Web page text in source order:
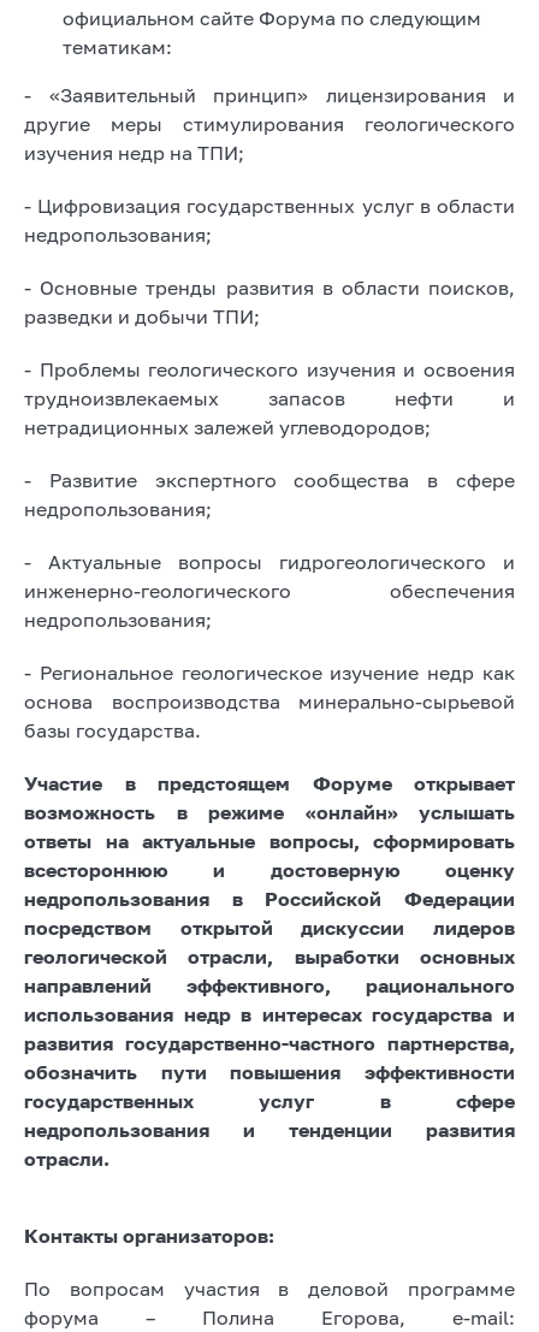
официальном сайте Форума по следующим
тематикам:
- «Заявительный принцип» лицензирования и
другие меры стимулирования геологического
изучения недр на ТПИ;
- Цифровизация государственных услуг в области
недропользования;
- Основные тренды развития в области поисков,
разведки и добычи ТПИ;
- Проблемы геологического изучения и освоения
трудноизвлекаемых запасов нефти и
нетрадиционных залежей углеводородов;
- Развитие экспертного сообщества в сфере
недропользования;
- Актуальные вопросы гидрогеологического и
инженерно-геологического обеспечения
недропользования;
- Региональное геологическое изучение недр как
основа воспроизводства минерально-сырьевой
базы государства.
Участие в предстоящем Форуме открывает
возможность в режиме «онлайн» услышать
ответы на актуальные вопросы, сформировать
всестороннюю и достоверную оценку
недропользования в Российской Федерации
посредством открытой дискуссии лидеров
геологической отрасли, выработки основных
направлений эффективного, рационального
использования недр в интересах государства и
развития государственно-частного партнерства,
обозначить пути повышения эффективности
государственных услуг в сфере
недропользования и тенденции развития
отрасли.
Контакты организаторов:
По вопросам участия в деловой программе
форума – Полина Егорова, e-mail: